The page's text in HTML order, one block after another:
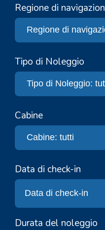
Regione di
Tipo di Noleggio
Cabine
Data di check-in
Durata del noleggio